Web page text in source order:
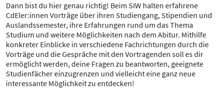
Dann bist du hier genau richtig! Beim SIW halten erfahrene
CdEler:innen Vorträge über ihren Studiengang, Stipendien und
Auslandssemester, ihre Erfahrungen rund um das Thema
Studium und weitere Möglichkeiten nach dem Abitur. Mithilfe
konkreter Einblicke in verschiedene Fachrichtungen durch die
Vorträge und die Gespräche mit den Vortragenden soll es dir
ermöglicht werden, deine Fragen zu beantworten, geeignete
Studienfächer einzugrenzen und vielleicht eine ganz neue
interessante Möglichkeit zu entdecken!